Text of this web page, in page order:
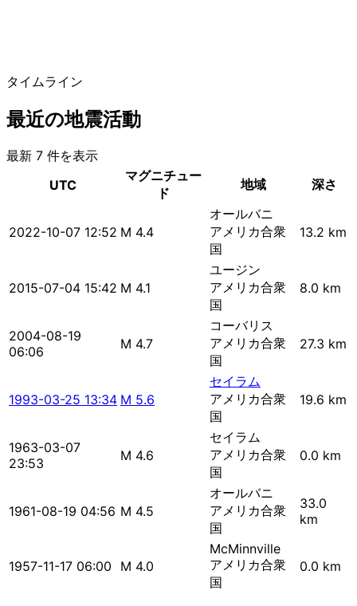
タイムライン
最近の地震活動
最新 7 件を表示
UTC
マグニチュー
ド
地域 深さ
2022-10-07 12:52 M 4.4
オールバニ
アメリカ合衆
国
13.2 km
2015-07-04 15:42 M 4.1
ユージン
アメリカ合衆
国
8.0 km
2004-08-19
06:06
M 4.7
コーバリス
アメリカ合衆
国
27.3 km
1993-03-25 13:34 M 5.6
セイラム
アメリカ合衆
国
19.6 km
1963-03-07
23:53
M 4.6
セイラム
アメリカ合衆
国
0.0 km
1961-08-19 04:56 M 4.5
オールバニ
アメリカ合衆
国
33.0
km
1957-11-17 06:00 M 4.0
McMinnville
アメリカ合衆
国
0.0 km